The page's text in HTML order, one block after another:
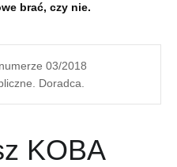
brać, czy nie.
03/2018
Doradca.
KOBA